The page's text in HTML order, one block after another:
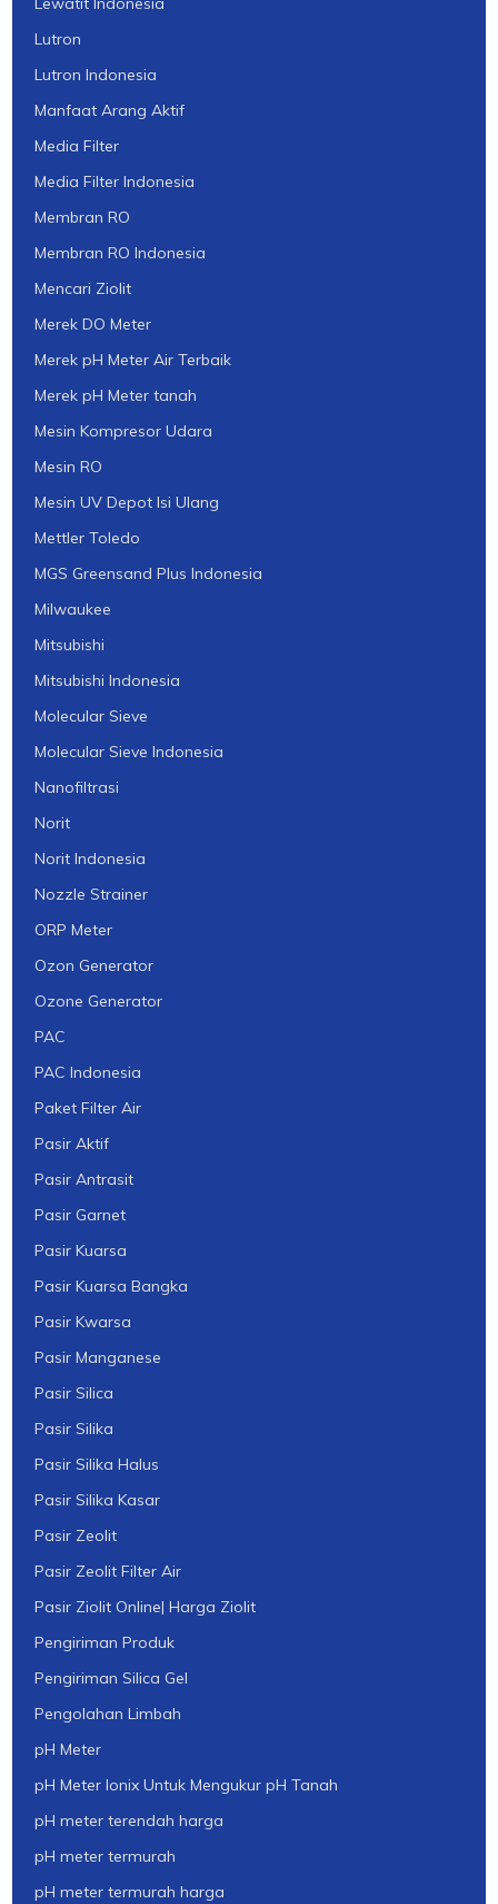
Lutron
Lutron Indonesia
Manfaat Arang Aktif
Media Filter
Media Filter Indonesia
Membran RO
Membran RO Indonesia
Mencari Ziolit
Merek DO Meter
Merek pH Meter Air Terbaik
Merek pH Meter tanah
Mesin Kompresor Udara
Mesin RO
Mesin UV Depot Isi Ulang
Mettler Toledo
MGS Greensand Plus Indonesia
Milwaukee
Mitsubishi
Mitsubishi Indonesia
Molecular Sieve
Molecular Sieve Indonesia
Nanofiltrasi
Norit
Norit Indonesia
Nozzle Strainer
ORP Meter
Ozon Generator
Ozone Generator
PAC
PAC Indonesia
Paket Filter Air
Pasir Aktif
Pasir Antrasit
Pasir Garnet
Pasir Kuarsa
Pasir Kuarsa Bangka
Pasir Kwarsa
Pasir Manganese
Pasir Silica
Pasir Silika
Pasir Silika Halus
Pasir Silika Kasar
Pasir Zeolit
Pasir Zeolit Filter Air
Pasir Ziolit Online| Harga Ziolit
Pengiriman Produk
Pengiriman Silica Gel
Pengolahan Limbah
pH Meter
pH Meter Ionix Untuk Mengukur pH Tanah
pH meter terendah harga
pH meter termurah
pH meter termurah harga